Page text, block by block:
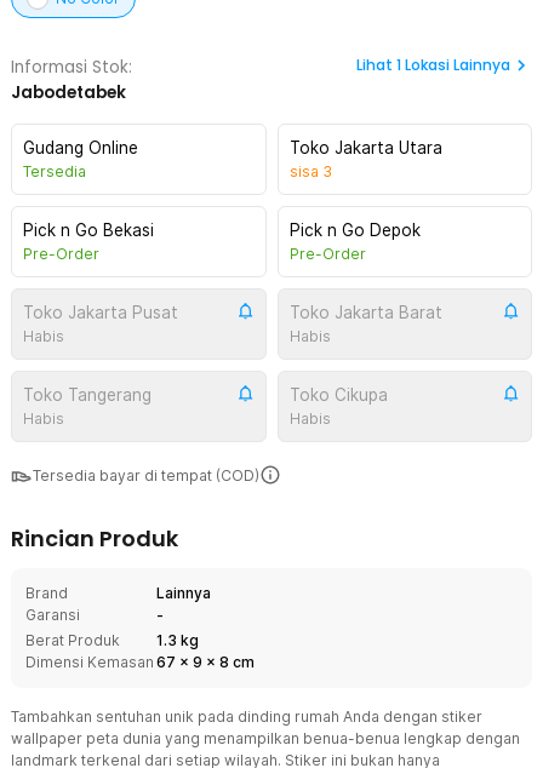
Informasi Stok:
Jabodetabek
Lihat 1Lokasi Lainnya
Gudang Online
Tersedia
Toko Jakarta Utara
sisa 3
Pick n Go Bekasi
Pre-Order
Pick n Go Depok
Pre-Order
Toko Jakarta Pusat
Habis
Toko Jakarta Barat
Habis
Toko Tangerang
Habis
Toko Cikupa
Habis
Tersedia bayar di tempat (COD)
Rincian Produk
Brand
Lainnya
Garansi
-
Berat Produk
1.3 kg
Dimensi Kemasan 67 x 9 x 8 cm
Tambahkan sentuhan unik pada dinding rumah Anda dengan stiker
wallpaper peta dunia yang menampilkan benua-benua lengkap dengan
landmark terkenal dari setiap wilayah. Stiker ini bukan hanya